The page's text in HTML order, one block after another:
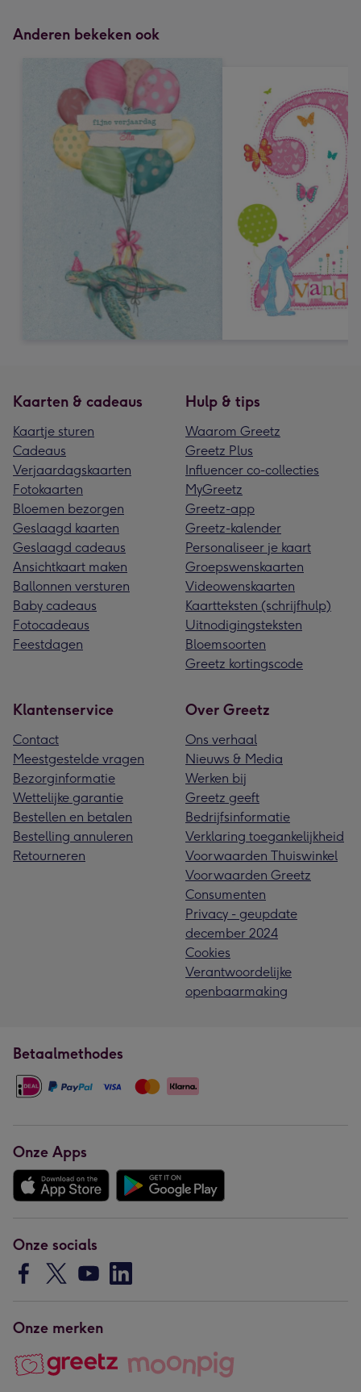
Anderen bekeken ook
Kaarten & cadeaus
Kaartje sturen
Cadeaus
Verjaardagskaarten
Fotokaarten
Bloemen bezorgen
Geslaagd kaarten
Geslaagd cadeaus
Ansichtkaart maken
Ballonnen versturen
Baby cadeaus
Fotocadeaus
Feestdagen
Hulp & tips
Waarom Greetz
Greetz Plus
Influencer co-collecties
MyGreetz
Greetz-app
Greetz-kalender
Personaliseer je kaart
Groepswenskaarten
Videowenskaarten
Kaartteksten (schrijfhulp)
Uitnodigingsteksten
Bloemsoorten
Greetz kortingscode
Klantenservice
Contact
Meestgestelde vragen
Bezorginformatie
Wettelijke garantie
Bestellen en betalen
Bestelling annuleren
Retourneren
Over Greetz
Ons verhaal
Nieuws & Media
Werken bij
Greetz geeft
Bedrijfsinformatie
Verklaring toegankelijkheid
Voorwaarden Thuiswinkel
Voorwaarden Greetz
Consumenten
Privacy - geupdate
december 2024
Cookies
Verantwoordelijke
openbaarmaking
Betaalmethodes
Onze Apps
Onze socials
Onze merken